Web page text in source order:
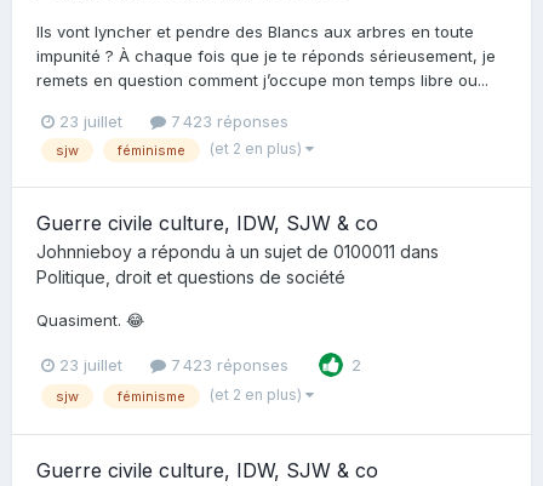
Ils vont lyncher et pendre des Blancs aux arbres en toute
impunité ? À chaque fois que je te réponds sérieusement, je
remets en question comment j’occupe mon temps libre ou...
23 juillet 7 423 réponses
sjw féminisme (et 2 en plus)
Guerre civile culture, IDW, SJW & co
Johnnieboy a répondu à un sujet de 0100011 dans
Politique, droit et questions de société
Quasiment. 😂
23 juillet 7 423 réponses 2
sjw féminisme (et 2 en plus)
Guerre civile culture, IDW, SJW & co